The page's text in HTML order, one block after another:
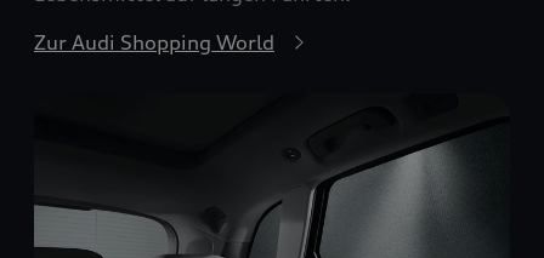
Zur Audi Shopping World